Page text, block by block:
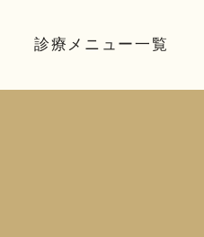
診療メニュー一覧